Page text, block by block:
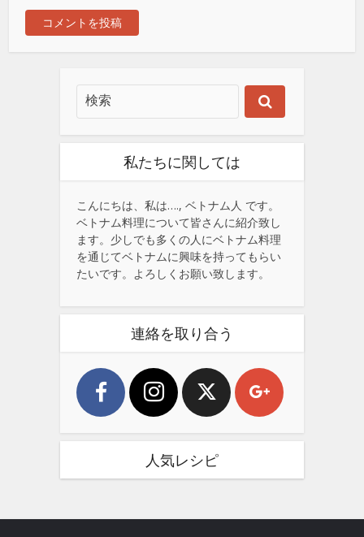
私たちに関しては
こんにちは、私は…., ベトナム人 です。
ベトナム料理について皆さんに紹介致し
ます。少しでも多くの人にベトナム料理
を通じてベトナムに興味を持ってもらい
たいです。よろしくお願い致します。
連絡を取り合う
人気レシピ